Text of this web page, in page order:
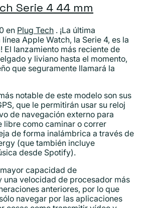
Serie 4 44 mm
en Plug Tech . ¡La última
Apple Watch, la Serie 4, es la
El lanzamiento más reciente de
y liviano hasta el momento,
que seguramente llamará la
notable de este modelo son sus
que le permitirán usar su reloj
de navegación externo para
libre como caminar o correr
de forma inalámbrica a través de
(que también incluye
desde Spotify).
capacidad de
una velocidad de procesador más
anteriores, por lo que
navegar por las aplicaciones